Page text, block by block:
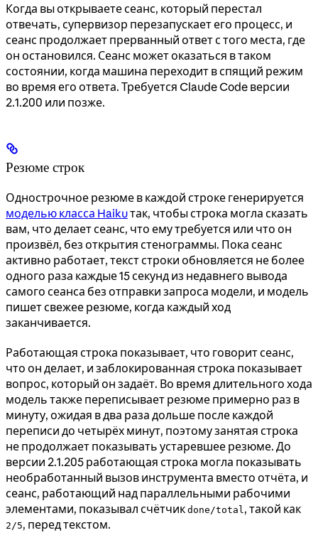
Когда вы открываете сеанс, который перестал
отвечать, супервизор перезапускает его процесс, и
сеанс продолжает прерванный ответ с того места, где
он остановился. Сеанс может оказаться в таком
состоянии, когда машина переходит в спящий режим
во время его ответа. Требуется Claude Code версии
2.1.200 или позже.
Резюме строк
Однострочное резюме в каждой строке генерируется
моделью класса Haikuтак, чтобы строка могла сказать
вам, что делает сеанс, что ему требуется или что он
произвёл, без открытия стенограммы. Пока сеанс
активно работает, текст строки обновляется не более
одного раза каждые 15 секунд из недавнего вывода
самого сеанса без отправки запроса модели, и модель
пишет свежее резюме, когда каждый ход
заканчивается.
Работающая строка показывает, что говорит сеанс,
что он делает, и заблокированная строка показывает
вопрос, который он задаёт. Во время длительного хода
модель также переписывает резюме примерно раз в
минуту, ожидая в два раза дольше после каждой
переписи до четырёх минут, поэтому занятая строка
не продолжает показывать устаревшее резюме. До
версии 2.1.205 работающая строка могла показывать
необработанный вызов инструмента вместо отчёта, и
сеанс, работающий над параллельными рабочими
элементами, показывал счётчик done/total , такой как
2/5, перед текстом.